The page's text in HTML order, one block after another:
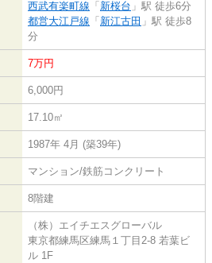
西武有楽町線 「 新桜台 」駅 徒歩6分
都営大江戸線 「 新江古田 」駅 徒歩8
分
7万円
6,000円
17.10㎡
1987年 4月 (築39年)
マンション/鉄筋コンクリート
8階建
（株）エイチエスグローバル
東京都練馬区練馬１丁目2-8 若葉ビ
ル 1F